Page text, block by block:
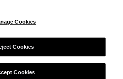
Cookies
Cookies
Cookies